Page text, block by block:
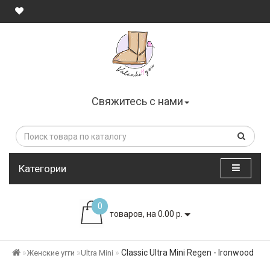
Свяжитесь с нами
Категории
0
товаров, на 0.00 р.
Женские угги Ultra Mini Classic Ultra Mini Regen - Ironwood